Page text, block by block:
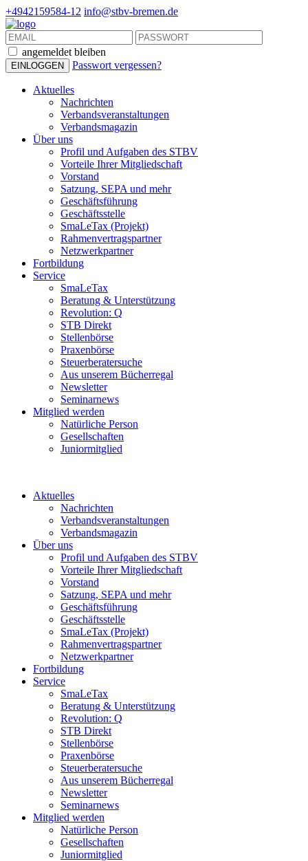
+4942159584-12 info@stbv-bremen.de
angemeldet bleiben
Passwort vergessen?
Aktuelles
Nachrichten
Verbandsveranstaltungen
Verbandsmagazin
Über uns
Profil und Aufgaben des STBV
Vorteile Ihrer Mitgliedschaft
Vorstand
Satzung, SEPA und mehr
Geschäftsführung
Geschäftsstelle
SmaLeTax (Projekt)
Rahmenvertragspartner
Netzwerkpartner
Fortbildung
Service
SmaLeTax
Beratung & Unterstützung
Revolution: Q
STB Direkt
Stellenbörse
Praxenbörse
Steuerberatersuche
Aus unserem Bücherregal
Newsletter
Seminarnews
Mitglied werden
Natürliche Person
Gesellschaften
Juniormitglied
Aktuelles
Nachrichten
Verbandsveranstaltungen
Verbandsmagazin
Über uns
Profil und Aufgaben des STBV
Vorteile Ihrer Mitgliedschaft
Vorstand
Satzung, SEPA und mehr
Geschäftsführung
Geschäftsstelle
SmaLeTax (Projekt)
Rahmenvertragspartner
Netzwerkpartner
Fortbildung
Service
SmaLeTax
Beratung & Unterstützung
Revolution: Q
STB Direkt
Stellenbörse
Praxenbörse
Steuerberatersuche
Aus unserem Bücherregal
Newsletter
Seminarnews
Mitglied werden
Natürliche Person
Gesellschaften
Juniormitglied